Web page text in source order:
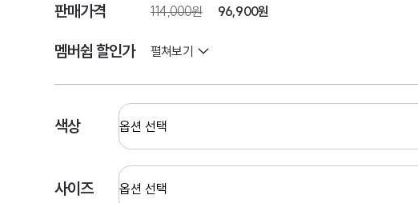
판매가격 114,000원 96,900원
멤버쉽 할인가 펼쳐보기
색상
사이즈